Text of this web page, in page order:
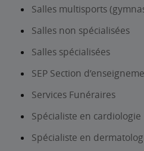
Salles multisports
Salles non spécialisées
Salles spécialisées
SEP Section
Services Funéraires
Spécialiste en cardiologie
Spécialiste en